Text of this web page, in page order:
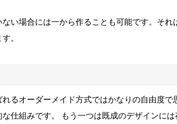
い場合には一から作ることも可能です。それ
。
るオーダーメイド方式ではかなりの自由度で
仕組みです。 もう一つは既成のデザインには